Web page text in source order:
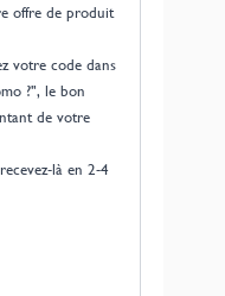
offre de produit
votre code dans
?", le bon
de votre
là en 2-4